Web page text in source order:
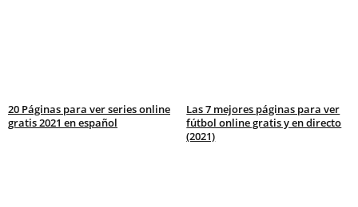
20 Páginas para ver series online
gratis 2021 en español
Las 7 mejores páginas para ver
fútbol online gratis y en directo
(2021)